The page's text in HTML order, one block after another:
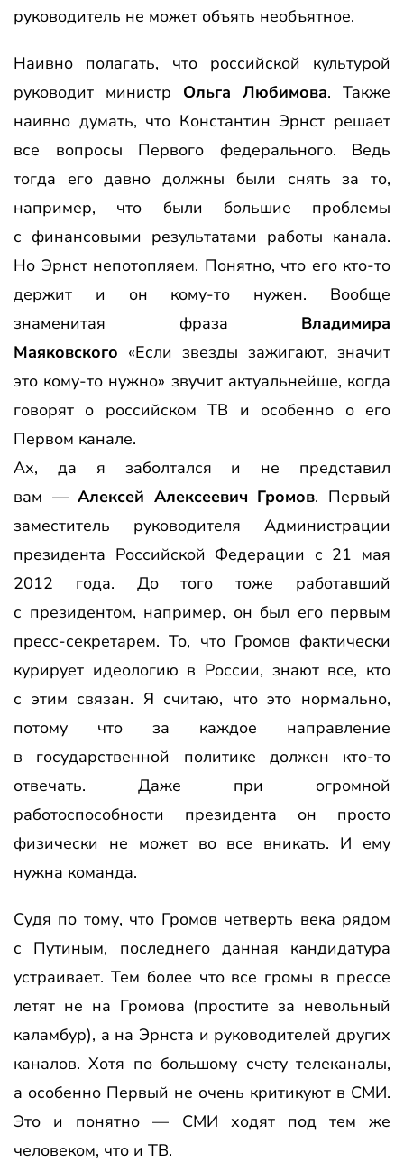
руководитель не может объять необъятное.
Наивно полагать, что российской культурой
руководит министр Ольга Любимова. Также
наивно думать, что Константин Эрнст решает
все вопросы Первого федерального. Ведь
тогда его давно должны были снять за то,
например, что были большие проблемы
с финансовыми результатами работы канала.
Но Эрнст непотопляем. Понятно, что его кто-то
держит и он кому-то нужен. Вообще
знаменитая фраза Владимира
Маяковского «Если звезды зажигают, значит
это кому-то нужно» звучит актуальнейше, когда
говорят о российском ТВ и особенно о его
Первом канале.
Ах, да я заболтался и не представил
вам —Алексей Алексеевич Громов. Первый
заместитель руководителя Администрации
президента Российской Федерации с 21 мая
2012 года. До того тоже работавший
с президентом, например, он был его первым
пресс-секретарем. То, что Громов фактически
курирует идеологию в России, знают все, кто
с этим связан. Я считаю, что это нормально,
потому что за каждое направление
в государственной политике должен кто-то
отвечать. Даже при огромной
работоспособности президента он просто
физически не может во все вникать. И ему
нужна команда.
Судя по тому, что Громов четверть века рядом
с Путиным, последнего данная кандидатура
устраивает. Тем более что все громы в прессе
летят не на Громова (простите за невольный
каламбур), а на Эрнста и руководителей других
каналов. Хотя по большому счету телеканалы,
а особенно Первый не очень критикуют в СМИ.
Это и понятно — СМИ ходят под тем же
человеком, что и ТВ.